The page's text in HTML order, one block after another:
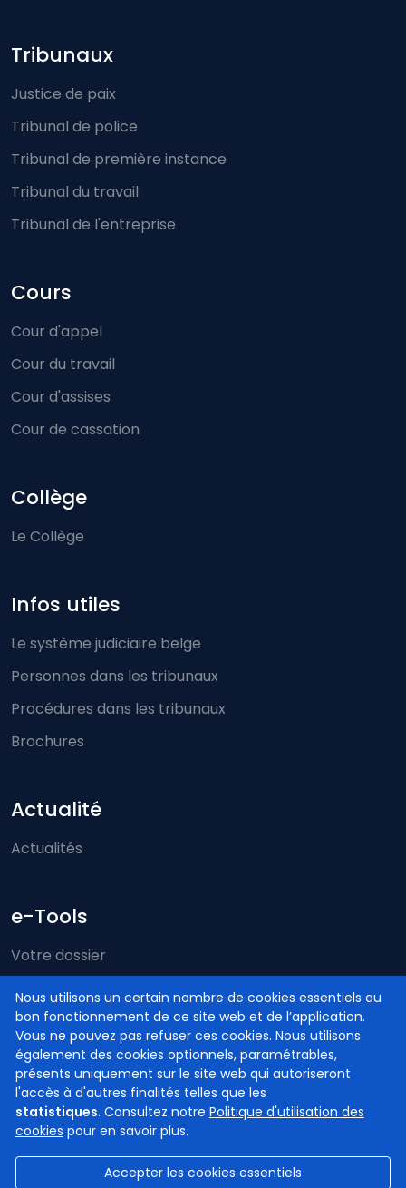
Nous utilisons un certain nombre de cookies essentiels au
bon fonctionnement de ce site web et de l’application.
Vous ne pouvez pas refuser ces cookies. Nous utilisons
également des cookies optionnels, paramétrables,
présents uniquement sur le site web qui autoriseront
l'accès à d'autres finalités telles que les
statistiques. Consultez notre Politique d'utilisation des
cookies pour en savoir plus.
Accepter les cookies essentiels
Footer-menu
Tribunaux
Justice de paix
Tribunal de police
Tribunal de première instance
Tribunal du travail
Tribunal de l'entreprise
Cours
Cour d'appel
Cour du travail
Cour d'assises
Cour de cassation
Collège
Le Collège
Infos utiles
Le système judiciaire belge
Personnes dans les tribunaux
Procédures dans les tribunaux
Brochures
Actualité
Actualités
e-Tools
Votre dossier
Just-on-web
e-Deposit
Compétence territoriale